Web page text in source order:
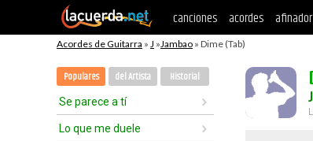
canciones acordes afinador
Acordes de Guitarra » J »Jambao » Dime (Tab)
Populares del Artista Historial
Se parece a tí
Lo que me duele